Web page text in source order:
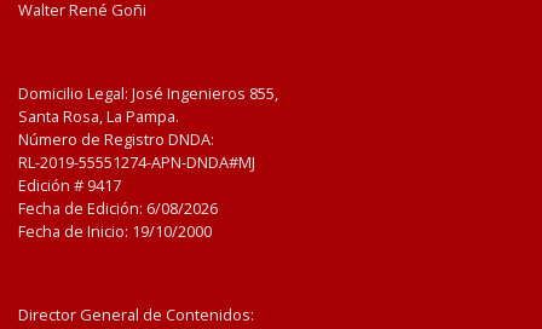
Walter René Goñi
Domicilio Legal: José Ingenieros 855,
Santa Rosa, La Pampa.
Número de Registro DNDA:
RL-2019-55551274-APN-DNDA#MJ
Edición # 9417
Fecha de Edición: 6/08/2026
Fecha de Inicio: 19/10/2000
Director General de Contenidos: